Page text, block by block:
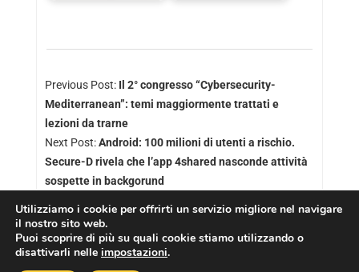
Previous Post: Il 2° congresso “Cybersecurity-
Mediterranean”: temi maggiormente trattati e
lezioni da trarne
Next Post:Android: 100 milioni di utenti a rischio.
Secure-D rivela che l’app 4shared nasconde attività
sospette in backgorund
Utilizziamo i cookie per offrirti un servizio migliore nel navigare
il nostro sito web.
Puoi scoprire di più su quali cookie stiamo utilizzando o
disattivarli nelle impostazioni.